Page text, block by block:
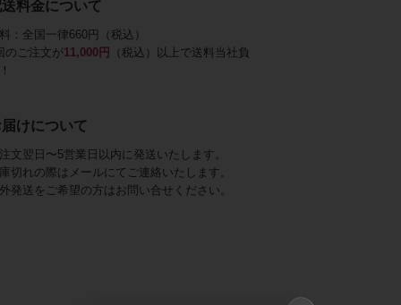
料金について
：全国一律660円（税込）
のご注文が11,000円
（税込）以上で送料当社負
けについて
文翌日〜5営業日以内に発送いたします。
切れの際はメールにてご連絡いたします。
発送をご希望の方はお問い合せください。